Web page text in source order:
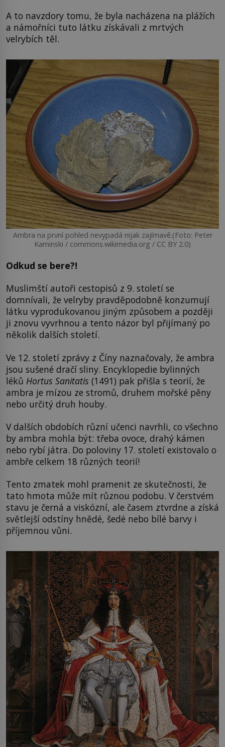
A to navzdory tomu, že byla nacházena na plážích
a námořníci tuto látku získávali z mrtvých
velrybích těl.
Ambra na první pohled nevypadá nijak zajímavě.(Foto: Peter
Kaminski / commons.wikimedia.org / CC BY 2.0)
Odkud se bere?!
Muslimští autoři cestopisů z 9. století se
domnívali, že velryby pravděpodobně konzumují
látku vyprodukovanou jiným způsobem a později
ji znovu vyvrhnou a tento názor byl přijímaný po
několik dalších století.
Ve 12. století zprávy z Číny naznačovaly, že ambra
jsou sušené dračí sliny. Encyklopedie bylinných
léků Hortus Sanitatis (1491) pak přišla s teorií, že
ambra je mízou ze stromů, druhem mořské pěny
nebo určitý druh houby.
V dalších obdobích různí učenci navrhli, co všechno
by ambra mohla být: třeba ovoce, drahý kámen
nebo rybí játra. Do poloviny 17. století existovalo o
ambře celkem 18 různých teorií!
Tento zmatek mohl pramenit ze skutečnosti, že
tato hmota může mít různou podobu. V čerstvém
stavu je černá a viskózní, ale časem ztvrdne a získá
světlejší odstíny hnědé, šedé nebo bílé barvy i
příjemnou vůni.